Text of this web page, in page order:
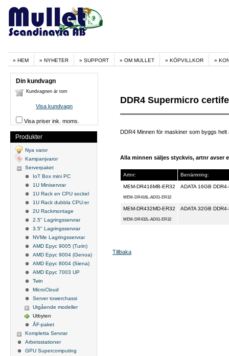
HEM NYHETER SUPPORT OM MULLET KÖPVILLKOR
DDR4 Supermicro
DDR4 Minnen för maskiner som byggs
Alla minnen säljes styckvis, artnr avser
Artnr: Benämning:
MEM-DR416MB-ER32
MEM-DR416L-AD01-ER32
ADATA 16GB
MEM-DR432MD-ER32
MEM-DR432L-AD01-ER32
ADATA 32GB
Tillbaka
Din kundvagn
Kundvagnen är tom
Visa kundvagn
Visa priser ink. moms.
Produkter
Nya varor
Kampanjvaror
Serverpaket
IoT Box mini PC
1U Miniservrar
1U Rack en CPU sockel
1U Rack dubbla CPU:er
2U Rackmontage
2.5" Lagringsservrar
3.5" Lagringsservrar
NVMe Lagringsservrar
AMD Epyc 9005 (Turin)
AMD Epyc 9004 (Genoa)
AMD Epyc 8004 (Siena)
AMD Epyc 7003 UP
Twin
MicroCloud
Server towerchassi
Utgående modeller
Utbyten
ÅF-paket
Kompletta Servrar
Arbetsstationer
GPU Supercomputing